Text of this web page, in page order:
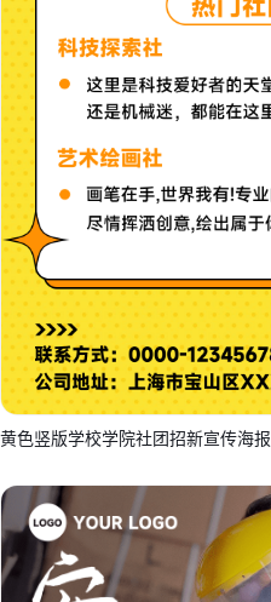
黄色竖版学校学院社团招新宣传海报